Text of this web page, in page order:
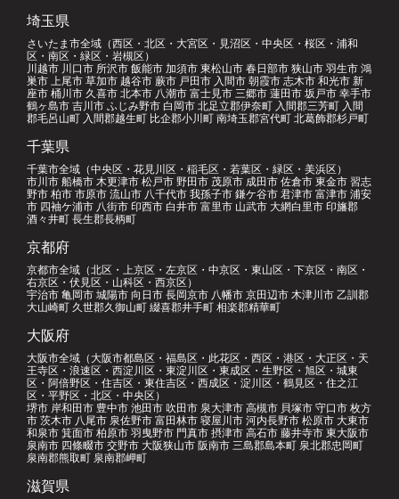
埼玉県
さいたま市全域（西区・北区・大宮区・見沼区・中央区・桜区・浦和
区・南区・緑区・岩槻区）
川越市 川口市 所沢市 飯能市 加須市 東松山市 春日部市 狭山市 羽生市 鴻
巣市 上尾市 草加市 越谷市 蕨市 戸田市 入間市 朝霞市 志木市 和光市 新
座市 桶川市 久喜市 北本市 八潮市 富士見市 三郷市 蓮田市 坂戸市 幸手市
鶴ヶ島市 吉川市 ふじみ野市 白岡市 北足立郡伊奈町 入間郡三芳町 入間
郡毛呂山町 入間郡越生町 比企郡小川町 南埼玉郡宮代町 北葛飾郡杉戸町
千葉県
千葉市全域（中央区・花見川区・稲毛区・若葉区・緑区・美浜区）
市川市 船橋市 木更津市 松戸市 野田市 茂原市 成田市 佐倉市 東金市 習志
野市 柏市 市原市 流山市 八千代市 我孫子市 鎌ケ谷市 君津市 富津市 浦安
市 四袖ケ浦市 八街市 印西市 白井市 富里市 山武市 大網白里市 印旛郡
酒々井町 長生郡長柄町
京都府
京都市全域（北区・上京区・左京区・中京区・東山区・下京区・南区・
右京区・伏見区・山科区・西京区）
宇治市 亀岡市 城陽市 向日市 長岡京市 八幡市 京田辺市 木津川市 乙訓郡
大山崎町 久世郡久御山町 綴喜郡井手町 相楽郡精華町
大阪府
大阪市全域（大阪市都島区・福島区・此花区・西区・港区・大正区・天
王寺区・浪速区・西淀川区・東淀川区・東成区・生野区・旭区・城東
区・阿倍野区・住吉区・東住吉区・西成区・淀川区・鶴見区・住之江
区・平野区・北区・中央区）
堺市 岸和田市 豊中市 池田市 吹田市 泉大津市 高槻市 貝塚市 守口市 枚方
市 茨木市 八尾市 泉佐野市 富田林市 寝屋川市 河内長野市 松原市 大東市
和泉市 箕面市 柏原市 羽曳野市 門真市 摂津市 高石市 藤井寺市 東大阪市
泉南市 四條畷市 交野市 大阪狭山市 阪南市 三島郡島本町 泉北郡忠岡町
泉南郡熊取町 泉南郡岬町
滋賀県